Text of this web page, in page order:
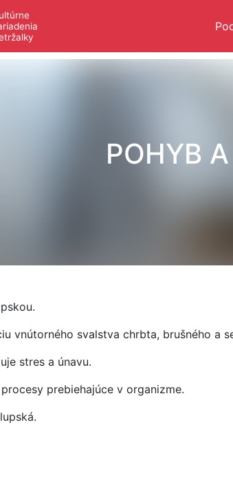
POHYB
vnútorného svalstva chrbta, brušného a
stres a únavu.
prebiehajúce v organizme.